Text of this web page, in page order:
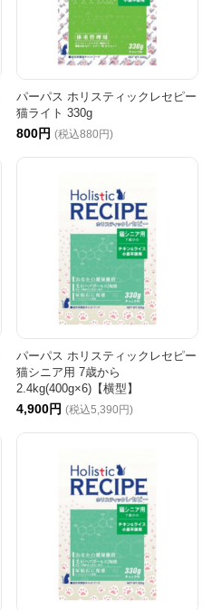
パーパス ホリスティックレセピー
猫ライト 330g
800円 (税込880円)
パーパス ホリスティックレセピー
猫シニア用 7歳から
2.4kg(400g×6)【横型】
4,900円 (税込5,390円)